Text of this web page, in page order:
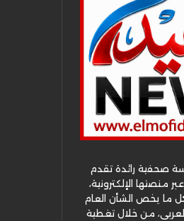
صحفية رائدة تقدم
منصتها الإلكترونية،
ما يخص الشأن العام
من خلال تغطية